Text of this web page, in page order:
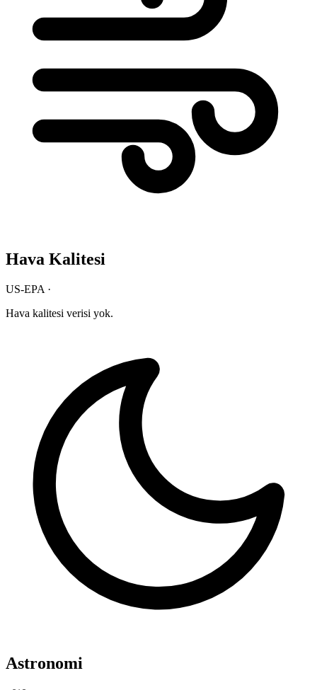
Hava Kalitesi
US-EPA ·
Hava kalitesi verisi yok.
Astronomi